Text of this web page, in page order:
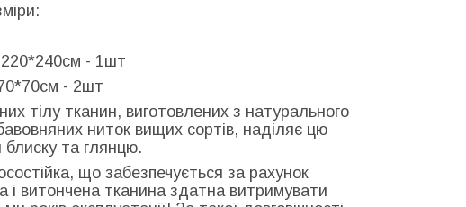
- 1шт
- 2шт
тілу тканин, виготовлених з натурального
ниток вищих сортів, наділяє цю
та глянцю.
що забезпечується за рахунок
і витончена тканина здатна витримувати